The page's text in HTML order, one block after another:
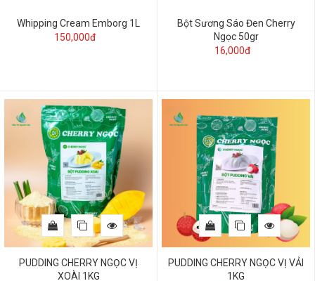
Whipping Cream Emborg 1L
150,000đ
Bột Sương Sáo Đen Cherry
Ngọc 50gr
16,000đ
PUDDING CHERRY NGỌC VỊ
XOÀI 1KG
PUDDING CHERRY NGỌC VỊ VẢI
1KG